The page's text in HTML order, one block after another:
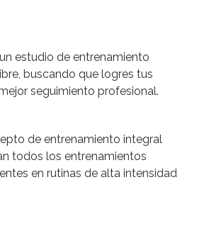
estudio de entrenamiento
buscando que logres tus
seguimiento profesional.
de entrenamiento integral
todos los entrenamientos
en rutinas de alta intensidad